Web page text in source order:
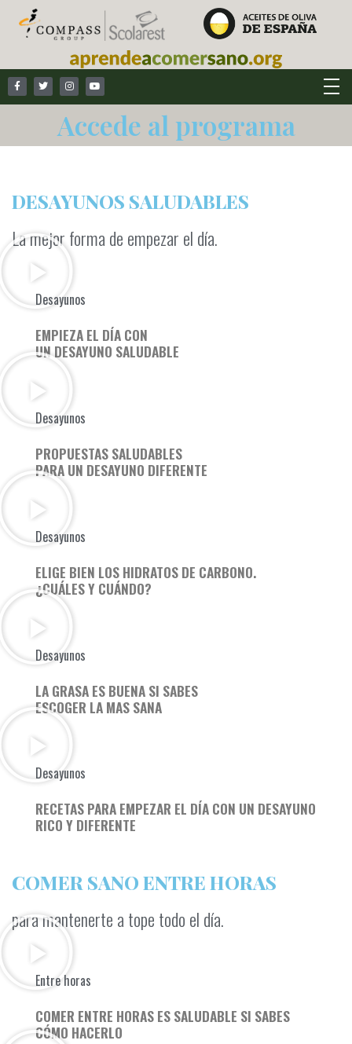
Accede al programa
DESAYUNOS SALUDABLES
La mejor forma de empezar el día.
Desayunos
EMPIEZA EL DÍA CON
UN DESAYUNO SALUDABLE
Desayunos
PROPUESTAS SALUDABLES
PARA UN DESAYUNO DIFERENTE
Desayunos
ELIGE BIEN LOS HIDRATOS DE CARBONO.
¿CUÁLES Y CUÁNDO?
Desayunos
LA GRASA ES BUENA SI SABES
ESCOGER LA MAS SANA
Desayunos
RECETAS PARA EMPEZAR EL DÍA CON UN DESAYUNO
RICO Y DIFERENTE
COMER SANO ENTRE HORAS
para mantenerte a tope todo el día.
Entre horas
COMER ENTRE HORAS ES SALUDABLE SI SABES
CÓMO HACERLO